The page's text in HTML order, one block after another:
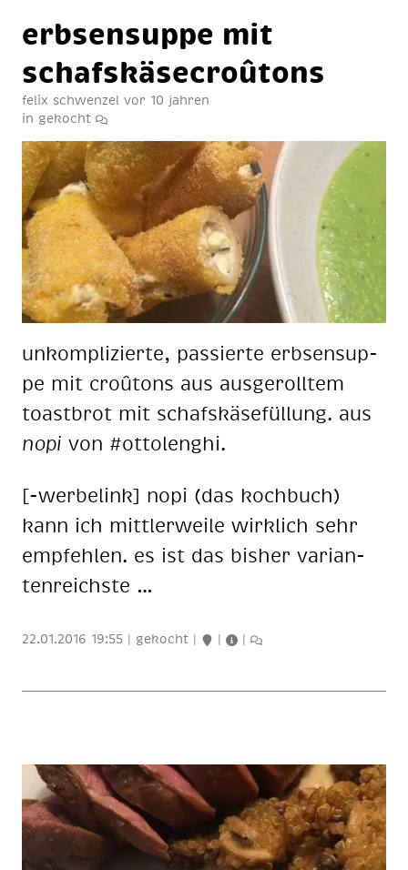
erb­sen­sup­pe mit
schafs­kä­se­croû­tons
felix schwenzel vor 10 jahren
in gekocht
un­kom­pli­zier­te, pas­sier­te erb­sen­sup­
pe mit croû­tons aus aus­ge­roll­tem
toast­brot mit schafs­kä­se­fül­lung. aus
nopi von #ot­to­lenghi.
[-wer­be­link] nopi (das koch­buch)
kann ich mitt­ler­wei­le wirk­lich sehr
emp­feh­len. es ist das bis­her va­ri­an­
ten­reichs­te …
22.01.2016 19:55 | gekocht | | |